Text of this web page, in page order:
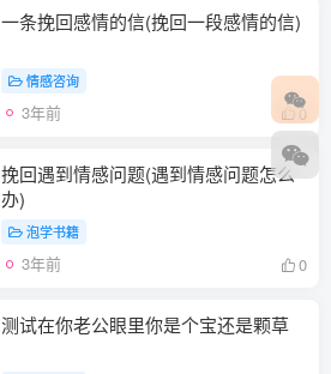
一条挽回感情的信(挽回一段感情的信)
情感咨询
3年前 0
挽回遇到情感问题(遇到情感问题怎么
办)
泡学书籍
3年前 0
测试在你老公眼里你是个宝还是颗草